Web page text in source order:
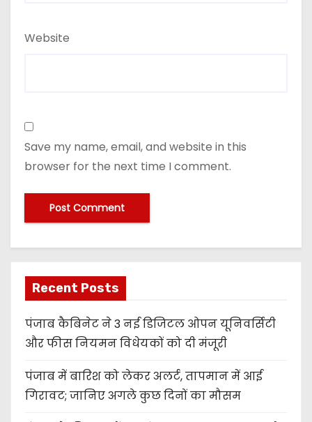
Website
Save my name, email, and website in this
browser for the next time I comment.
Recent Posts
पंजाब कैबिनेट ने 3 नई डिजिटल ओपन यूनिवर्सिटी
और फीस नियमन विधेयकों को दी मंजूरी
पंजाब में बारिश को लेकर अलर्ट, तापमान में आई
गिरावट; जानिए अगले कुछ दिनों का मौसम